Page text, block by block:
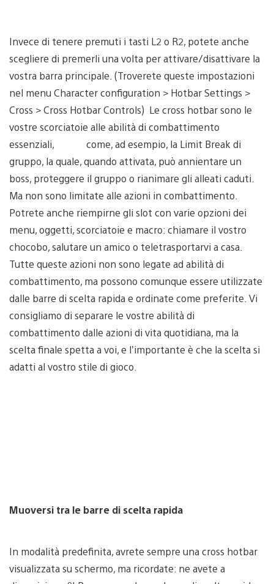
Invece di tenere premuti i tasti L2 o R2, potete anche
scegliere di premerli una volta per attivare/disattivare la
vostra barra principale. (Troverete queste impostazioni
nel menu Character configuration > Hotbar Settings >
Cross > Cross Hotbar Controls) Le cross hotbar sono le
vostre scorciatoie alle abilità di combattimento
essenziali, come, ad esempio, la Limit Break di
gruppo, la quale, quando attivata, può annientare un
boss, proteggere il gruppo o rianimare gli alleati caduti.
Ma non sono limitate alle azioni in combattimento.
Potrete anche riempirne gli slot con varie opzioni dei
menu, oggetti, scorciatoie e macro: chiamare il vostro
chocobo, salutare un amico o teletrasportarvi a casa.
Tutte queste azioni non sono legate ad abilità di
combattimento, ma possono comunque essere utilizzate
dalle barre di scelta rapida e ordinate come preferite. Vi
consigliamo di separare le vostre abilità di
combattimento dalle azioni di vita quotidiana, ma la
scelta finale spetta a voi, e l’importante è che la scelta si
adatti al vostro stile di gioco.
Muoversi tra le barre di scelta rapida
In modalità predefinita, avrete sempre una cross hotbar
visualizzata su schermo, ma ricordate: ne avete a